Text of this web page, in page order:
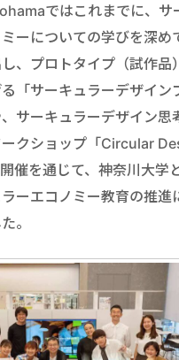
ではこれまでに、サ
ーについての学びを深め
、プロトタイプ（試作品
「サーキュラーデザイン
サーキュラーデザイン思
クショップ「Circular
催を通じて、神奈川大学
ーエコノミー教育の推進
。